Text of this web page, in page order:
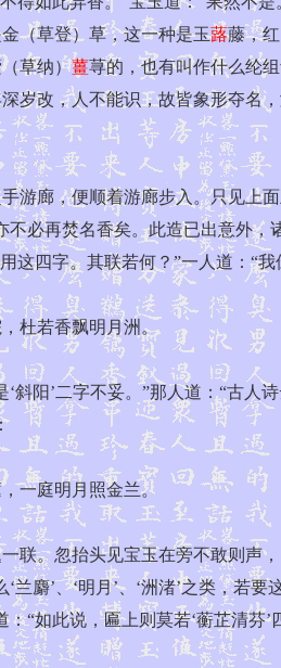
（草登）草，这一种是玉蕗藤，
草纳）薑荨的，也有叫作什么纶
岁改，人不能识，故皆象形夺名
廊，便顺着游廊步入。只见上面
不必再焚名香矣。此造已出意外，
这四字。其联若何？”一人道：“
若香飘明月洲。
斜阳’二字不妥。”那人道：“古人
明月照金兰。
联。忽抬头见宝玉在旁不敢则声
兰麝’、‘明月’、‘洲渚’之类，若
：“如此说，匾上则莫若‘蘅芷清芬’